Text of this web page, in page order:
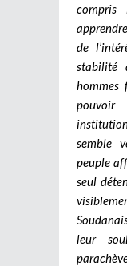
de
stabilité
hommes
semble
peuple
seul
leur